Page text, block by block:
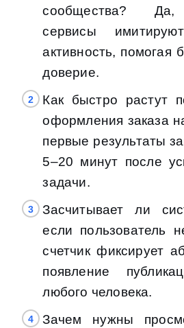
сообщества? Да,
сервисы
активность, помогая
доверие.
Как быстро растут
оформления заказа
первые результаты
5–20 минут после
задачи.
Засчитывает ли
если пользователь
счетчик фиксирует
появление
любого человека.
Зачем нужны